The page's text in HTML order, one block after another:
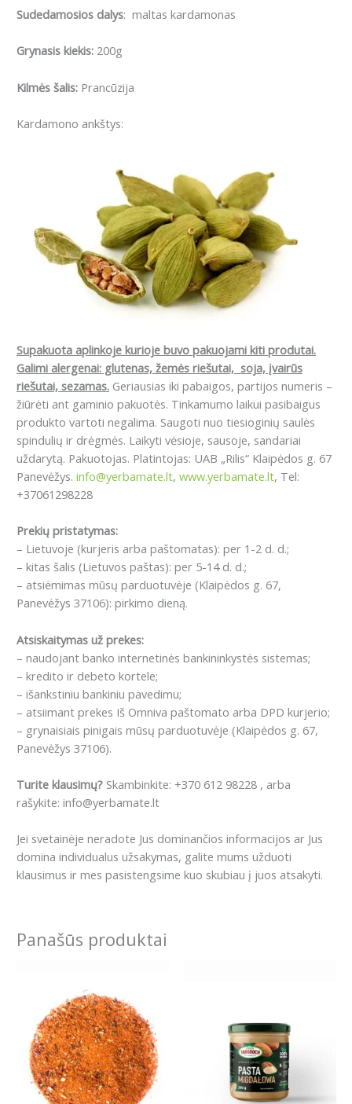
Sudedamosios dalys: maltas kardamonas
Grynasis kiekis: 200g
Kilmės šalis: Prancūzija
Kardamono ankštys:
Supakuota aplinkoje kurioje buvo pakuojami kiti produtai.
Galimi alergenai: glutenas, žemės riešutai, soja, įvairūs
riešutai, sezamas. Geriausias iki pabaigos, partijos numeris –
žiūrėti ant gaminio pakuotės. Tinkamumo laikui pasibaigus
produkto vartoti negalima. Saugoti nuo tiesioginių saulės
spindulių ir drėgmės. Laikyti vėsioje, sausoje, sandariai
uždarytą. Pakuotojas. Platintojas: UAB „Rilis“ Klaipėdos g. 67
Panevėžys. info@yerbamate.lt, www.yerbamate.lt, Tel:
+37061298228
Prekių pristatymas:
– Lietuvoje (kurjeris arba paštomatas): per 1-2 d. d.;
– kitas šalis (Lietuvos paštas): per 5-14 d. d.;
– atsiėmimas mūsų parduotuvėje (Klaipėdos g. 67,
Panevėžys 37106): pirkimo dieną.
Atsiskaitymas už prekes:
– naudojant banko internetinės bankininkystės sistemas;
– kredito ir debeto kortele;
– išankstiniu bankiniu pavedimu;
– atsiimant prekes Iš Omniva paštomato arba DPD kurjerio;
– grynaisiais pinigais mūsų parduotuvėje (Klaipėdos g. 67,
Panevėžys 37106).
Turite klausimų? Skambinkite: +370 612 98228 , arba
rašykite: info@yerbamate.lt
Jei svetainėje neradote Jus dominančios informacijos ar Jus
domina individualus užsakymas, galite mums užduoti
klausimus ir mes pasistengsime kuo skubiau į juos atsakyti.
Panašūs produktai
through
8.59€
has
multiple
variants.
The
options
may